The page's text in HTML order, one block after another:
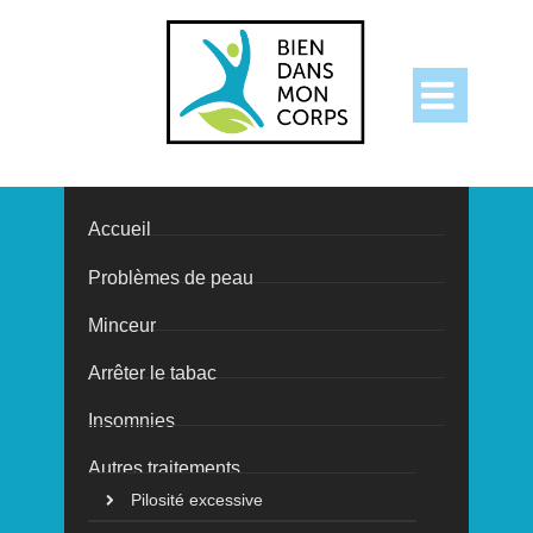

Accueil
Problèmes de peau
Minceur
Arrêter le tabac
Insomnies
Autres traitements
Pilosité excessive
Conseils pour
diminuer le
volume des